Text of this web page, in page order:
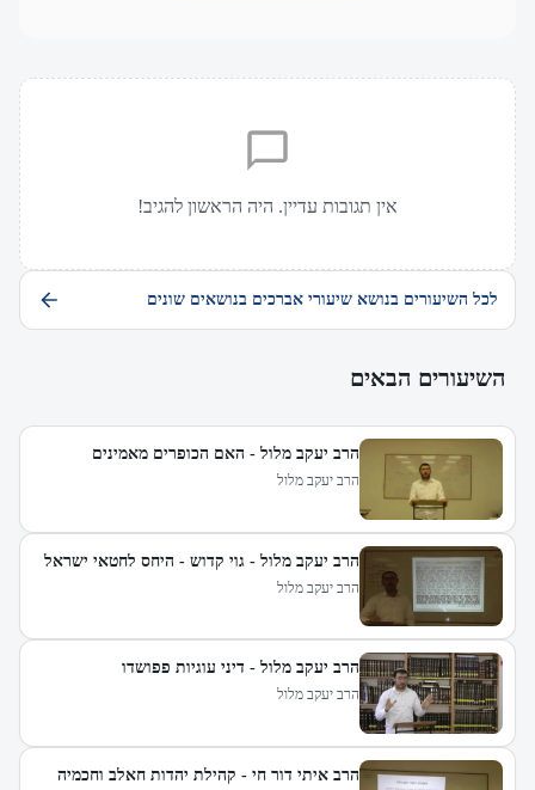
אין תגובות עדיין. היה הראשון להגיב!
לכל השיעורים בנושא שיעורי אברכים בנושאים שונים
השיעורים הבאים
הרב יעקב מלול - האם הכופרים מאמינים
הרב יעקב מלול
הרב יעקב מלול - גוי קדוש - היחס לחטאי ישראל
הרב יעקב מלול
הרב יעקב מלול - דיני עוגיות פפושדו
הרב יעקב מלול
הרב איתי דור חי - קהילת יהדות חאלב וחכמיה